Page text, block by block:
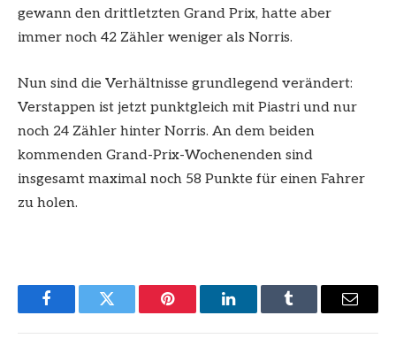
gewann den drittletzten Grand Prix, hatte aber
immer noch 42 Zähler weniger als Norris.
Nun sind die Verhältnisse grundlegend verändert:
Verstappen ist jetzt punktgleich mit Piastri und nur
noch 24 Zähler hinter Norris. An dem beiden
kommenden Grand-Prix-Wochenenden sind
insgesamt maximal noch 58 Punkte für einen Fahrer
zu holen.
FacebookTwitter Pinterest LinkedInTumblr Email